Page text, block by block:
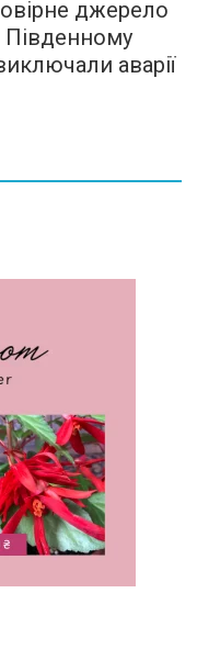
джерело
Південному
аварії